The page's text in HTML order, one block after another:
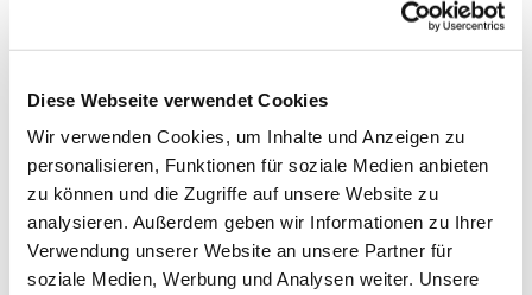
Diese Webseite verwendet Cookies
Wir verwenden Cookies, um Inhalte und Anzeigen zu
personalisieren, Funktionen für soziale Medien anbieten
zu können und die Zugriffe auf unsere Website zu
analysieren. Außerdem geben wir Informationen zu Ihrer
Verwendung unserer Website an unsere Partner für
soziale Medien, Werbung und Analysen weiter. Unsere